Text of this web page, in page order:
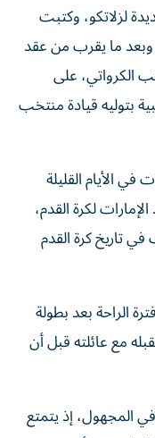
لزلاتكو، وكتبت
وبعد ما يقرب من عقد
الكرواتي، على
بتوليه قيادة منتخب
في الأيام القليلة
لكرة القدم،
تاريخ كرة القدم
الراحة بعد بطولة
مستقبله مع عائلته قبل أن
المجهول، إذ يتمتع